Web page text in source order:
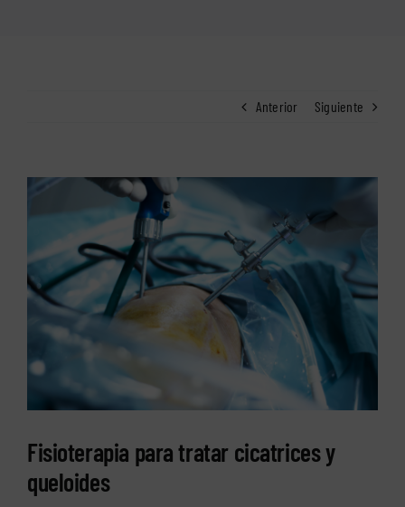
Anterior Siguiente
imagen
grande
Fisioterapia para tratar cicatrices y
queloides